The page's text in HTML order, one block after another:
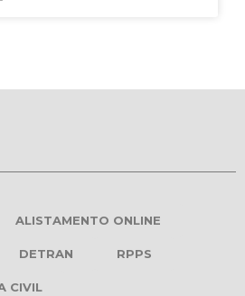
ALISTAMENTO ONLINE
DETRAN RPPS
CIVIL